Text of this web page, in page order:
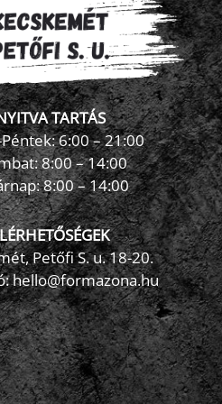
TARTÁS
6:00 – 21:00
8:00 – 14:00
8:00 – 14:00
Petőfi S. u. 18-20.
hello@formazona.hu